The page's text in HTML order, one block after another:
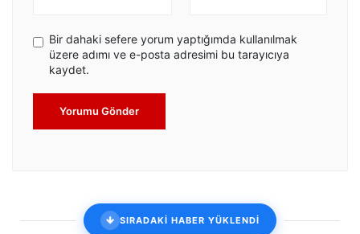
Bir dahaki sefere yorum yaptığımda kullanılmak
üzere adımı ve e-posta adresimi bu tarayıcıya
kaydet.
Yorumu Gönder
SIRADAKİ HABER YÜKLENDİ